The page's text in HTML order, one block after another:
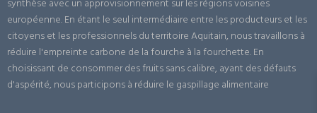
synthèse avec un approvisionnement sur les régions voisines
européenne. En étant le seul intermédiaire entre les producteurs et les
citoyens et les professionnels du territoire Aquitain, nous travaillons à
réduire l'empreinte carbone de la fourche à la fourchette. En
choisissant de consommer des fruits sans calibre, ayant des défauts
d'aspérité, nous participons à réduire le gaspillage alimentaire